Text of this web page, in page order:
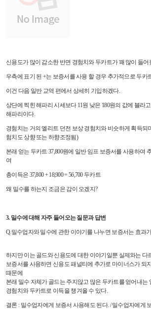
신용도가 많이 감소한 반면 경험치와 두카트가 꽤 많이 들어
우측에 표기 된 +는 보증서를 사용 할 경우 추가적으로 두카
이건 다음 일반 교역 편에서 상세히 기입하겠다.
상단에 찍힌 해파리 시세보다 11원 낮은 180원의 값에 블라
해파리이다.
경험치는 거의 엘리트 던전 보상 경험치와 비슷하게 획득되
험치도 상향 또는 하향조정됨)
본래 얻는 두카트 37,800원에 일반 임프 보증서를 사용하여
여
총이득은 37,800 + 18,900 = 56,700 두카트
왜 밀수를 하는지 조금은 감이 오겠지?
3. 밀수에 대해 자주 들어오는 질문과 답변
Q.밀수업자와 밀수에 관한 이야기를 나누면 보증서는 효과
하지만 이는 골드와 신용도에 대한 이야기일뿐 실제와는 다
보증서를 사용하면 신용도 패널티에 추가로 마이너스가 되
때문에
본래 밀수 자체가 골드는 주지않고 많은 두카트를 얻어내는
경험치와 두카트로 이득을 챙겨올 수 있다.
결론 : 밀수업자에게 보증서 사용해도 된다. / 밀수업자에게